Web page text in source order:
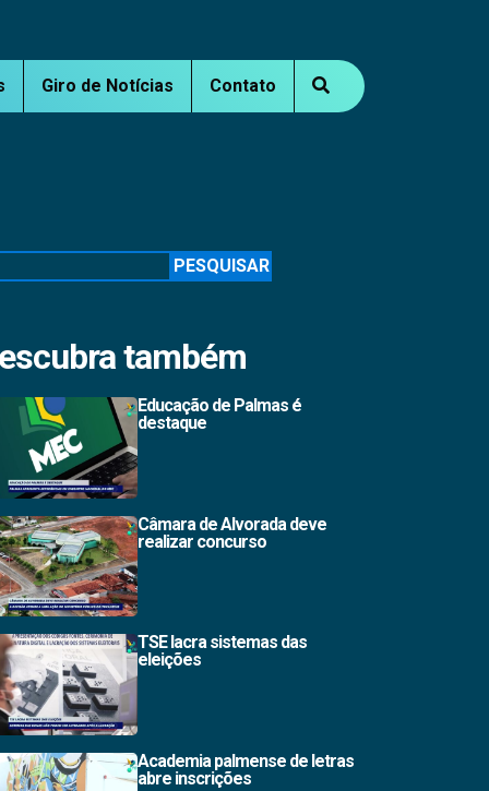
Giro de Notícias Contato
PESQUISAR
também
Educação de Palmas é
destaque
Câmara de Alvorada deve
realizar concurso
TSE lacra sistemas das
eleições
Academia palmense de letras
abre inscrições